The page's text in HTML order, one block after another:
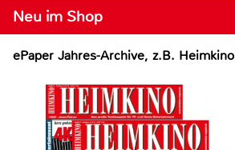
Neu im Shop
ePaper Jahres-Archive, z.B. Heimkino